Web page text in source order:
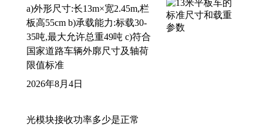
a)外形尺寸:长13m×宽2.45m,栏
板高55cm b)承载能力:标载30-
35吨,最大允许总重49吨 c)符合
国家道路车辆外廓尺寸及轴荷
限值标准
2026年8月4日
光模块接收功率多少是正常